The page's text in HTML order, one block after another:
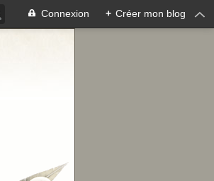
Connexion + Créer mon blog